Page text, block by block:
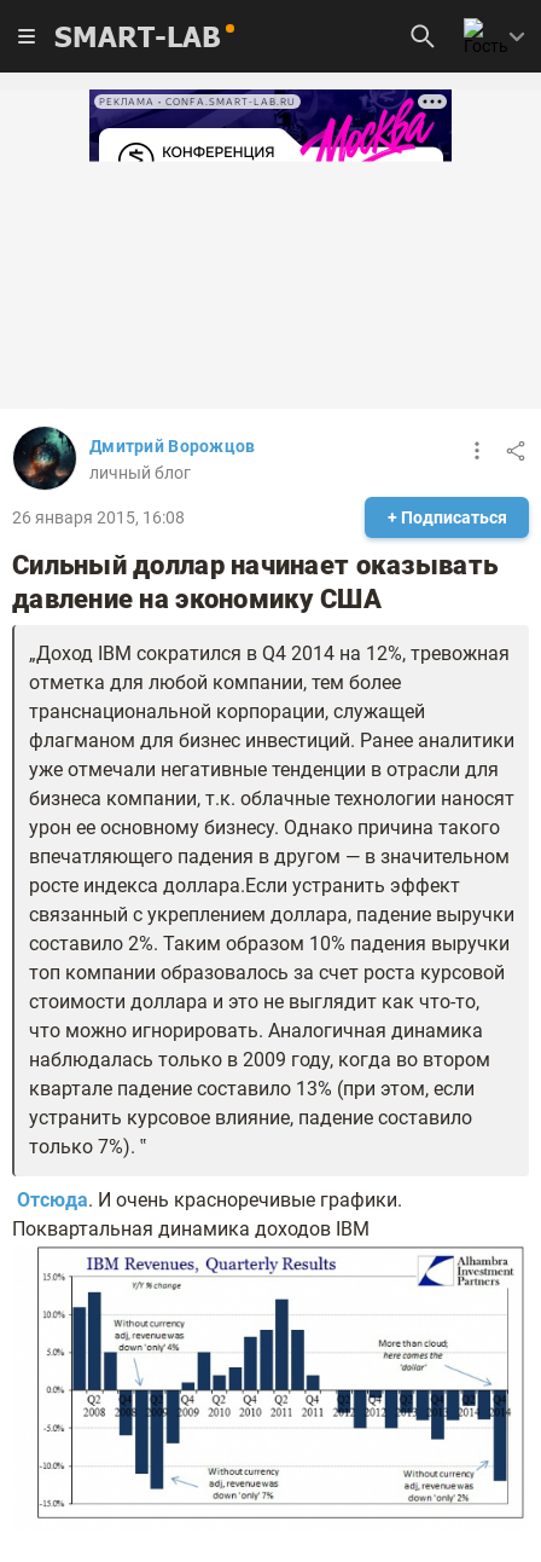
SMART-LAB
РЕКЛАМА • CONFA.SMART-LAB.RU
Дмитрий Ворожцов
личный блог
26 января 2015, 16:08 + Подписаться
Сильный доллар начинает оказывать
давление на экономику США
Доход IBM сократился в Q4 2014 на 12%, тревожная
отметка для любой компании, тем более
транснациональной корпорации, служащей
флагманом для бизнес инвестиций. Ранее аналитики
уже отмечали негативные тенденции в отрасли для
бизнеса компании, т.к. облачные технологии наносят
урон ее основному бизнесу. Однако причина такого
впечатляющего падения в другом — в значительном
росте индекса доллара.Если устранить эффект
связанный с укреплением доллара, падение выручки
составило 2%. Таким образом 10% падения выручки
топ компании образовалось за счет роста курсовой
стоимости доллара и это не выглядит как что-то,
что можно игнорировать. Аналогичная динамика
наблюдалась только в 2009 году, когда во втором
квартале падение составило 13% (при этом, если
устранить курсовое влияние, падение составило
только 7%).
Отсюда. И очень красноречивые графики.
Поквартальная динамика доходов IBM